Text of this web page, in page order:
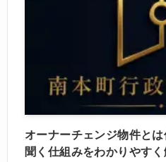
オーナーチェンジ物件と
聞く仕組みをわかりやす